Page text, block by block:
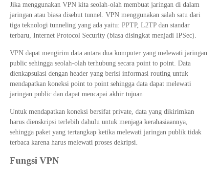
Jika menggunakan VPN kita seolah-olah membuat jaringan di dalam
jaringan atau biasa disebut tunnel. VPN menggunakan salah satu dari
tiga teknologi tunneling yang ada yaitu: PPTP, L2TP dan standar
terbaru, Internet Protocol Security (biasa disingkat menjadi IPSec).
VPN dapat mengirim data antara dua komputer yang melewati jaringan
public sehingga seolah-olah terhubung secara point to point. Data
dienkapsulasi dengan header yang berisi informasi routing untuk
mendapatkan koneksi point to point sehingga data dapat melewati
jaringan public dan dapat mencapai akhir tujuan.
Untuk mendapatkan koneksi bersifat private, data yang dikirimkan
harus dienskripsi terlebih dahulu untuk menjaga kerahasiaannya,
sehingga paket yang tertangkap ketika melewati jaringan publik tidak
terbaca karena harus melewati proses dekripsi.
Fungsi VPN